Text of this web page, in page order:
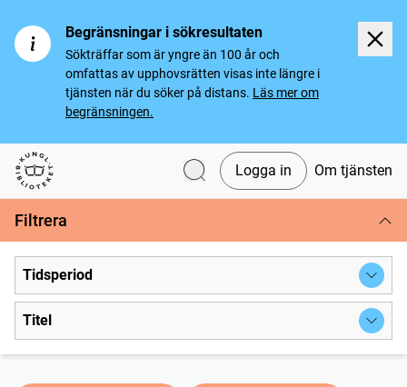
Begränsningar i sökresultaten
Sökträffar som är yngre än 100 år och
omfattas av upphovsrätten visas inte längre i
tjänsten när du söker på distans. Läs mer om
begränsningen.
Svenska tidningar
Logga in Om tjänsten
Filtrera
Tidsperiod
Titel